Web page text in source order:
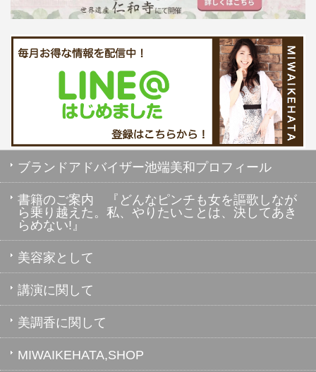
ブランドアドバイザー池端美和プロフィール
書籍のご案内 『どんなピンチも女を謳歌しなが
ら乗り越えた。私、やりたいことは、決してあき
らめない!』
美容家として
講演に関して
美調香に関して
MIWAIKEHATA,SHOP